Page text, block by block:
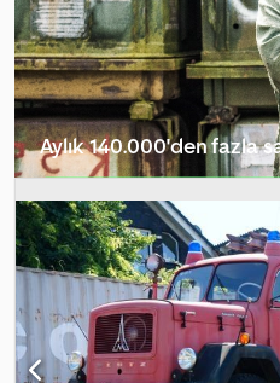
satılacaktır; bireysel satışlar
olmaksızın satış. Yukarıda
hatalar/değişiklikler ve önceden
Ajfx Ah Isa Telefon: 08026/2188
Aylık 140.000'den fazla